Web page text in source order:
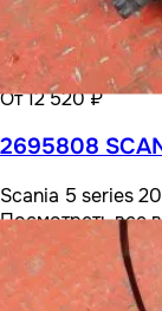
От 12 520 ₽
2695808
Scania 5 series
Посмотреть все